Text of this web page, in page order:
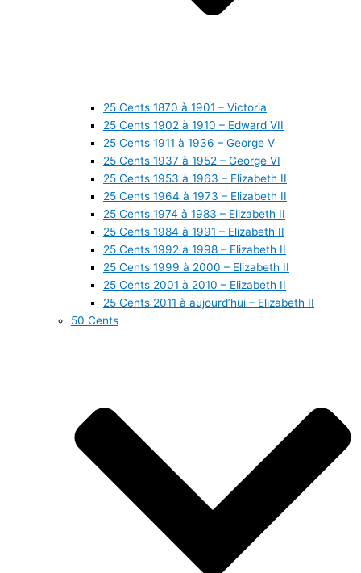
25 Cents 1870 à 1901 – Victoria
25 Cents 1902 à 1910 – Edward VII
25 Cents 1911 à 1936 – George V
25 Cents 1937 à 1952 – George VI
25 Cents 1953 à 1963 – Elizabeth II
25 Cents 1964 à 1973 – Elizabeth II
25 Cents 1974 à 1983 – Elizabeth II
25 Cents 1984 à 1991 – Elizabeth II
25 Cents 1992 à 1998 – Elizabeth II
25 Cents 1999 à 2000 – Elizabeth II
25 Cents 2001 à 2010 – Elizabeth II
25 Cents 2011 à aujourd’hui – Elizabeth II
50 Cents